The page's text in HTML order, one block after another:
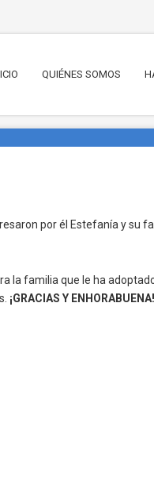
QUIÉNES SOMOS
por él Estefanía y su
la familia que le ha
¡GRACIAS Y ENHORABUENA!